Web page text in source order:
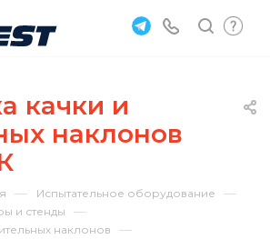
качки и
наклонов
— Испытательное оборудование —
и стенды —
наклонов —